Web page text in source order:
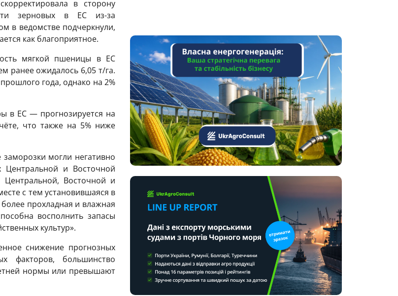
скорректировала в сторону
зерновых в ЕС из-за
в ведомстве подчеркнули,
как благоприятное.
мягкой пшеницы в ЕС
ранее ожидалось 6,05 т/га.
года, однако на 2%
в ЕС — прогнозируется на
что также на 5% ниже
могли негативно
Центральной и Восточной
Восточной и
с тем установившаяся в
прохладная и влажная
восполнить запасы
культур».
снижение прогнозных
факторов, большинство
нормы или превышают